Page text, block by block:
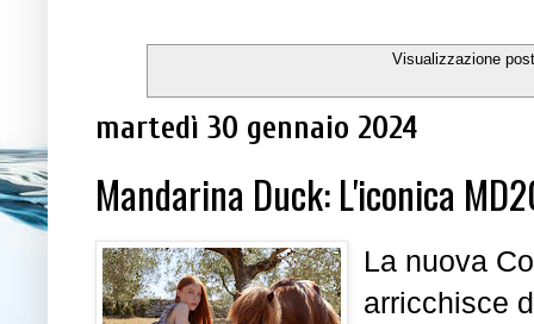
Visualizzazione
martedì 30 gennaio 2024
Mandarina Duck: L'iconica
La nuova
arricchisce